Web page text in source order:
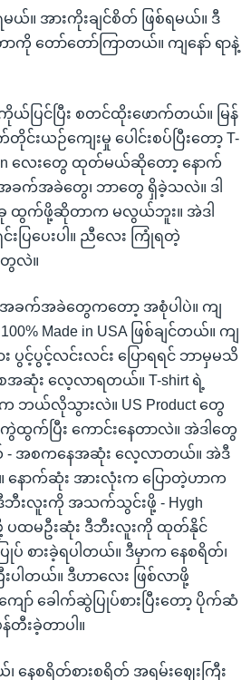
ယ်။ အားကိုးချင်စိတ် ဖြစ်ရမယ်။ ဒီ
ကို တော်တော်ကြာတယ်။ ကျနော် ရာနဲ့
ယ်ပြင်ပြီး စတင်ထိုးဖောက်တယ်။ မြန်
င်းယဉ်ကျေးမှု ပေါင်းစပ်ပြီးတော့ T-
လေးတွေ ထုတ်မယ်ဆိုတော့ နောက်
က်အခဲတွေ၊ ဘာတွေ ရှိခဲ့သလဲ။ ဒါ
တခု ထွက်ဖို့ဆိုတာက မလွယ်ဘူး။ အဲဒါ
ပြပေးပါ။ ညီလေး ကြုံရတဲ့
လဲ။
အခက်အခဲတွေကတော့ အစုံပါပဲ။ ကျ
Made in USA ဖြစ်ချင်တယ်။ ကျ
း ပွင့်ပွင့်လင်းလင်း ပြောရရင် ဘာမှမသိ
း လေ့လာရတယ်။ T-shirt ရဲ့
ယ်လိုသွားလဲ။ US Product တွေ
ကွဲထွက်ပြီး ကောင်းနေတာလဲ။ အဲဒါတွေ
- အစကနေအဆုံး လေ့လာတယ်။ အဲဒီ
နောက်ဆုံး အားလုံးက ပြောတဲ့ဟာက
ဘီးလူးကို အသက်သွင်းဖို့ - Hygh
ပထမဦးဆုံး ဒီဘီးလူးကို ထုတ်နိုင်
ပ် စားခဲ့ရပါတယ်။ ဒီမှာက နေစရိတ်၊
ပါတယ်။ ဒီဟာလေး ဖြစ်လာဖို့
ာ် ခေါက်ဆွဲပြုပ်စားပြီးတော့ ပိုက်ဆံ
တီးခဲ့တာပါ။
ေစရိတ်စားစရိတ် အရမ်းဈေးကြီး